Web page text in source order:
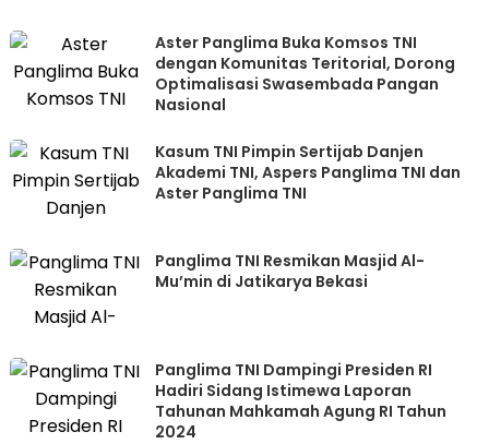
Aster Panglima Buka Komsos TNI
dengan Komunitas Teritorial, Dorong
Optimalisasi Swasembada Pangan
Nasional
Kasum TNI Pimpin Sertijab Danjen
Akademi TNI, Aspers Panglima TNI dan
Aster Panglima TNI
Panglima TNI Resmikan Masjid Al-
Mu’min di Jatikarya Bekasi
Panglima TNI Dampingi Presiden RI
Hadiri Sidang Istimewa Laporan
Tahunan Mahkamah Agung RI Tahun
2024